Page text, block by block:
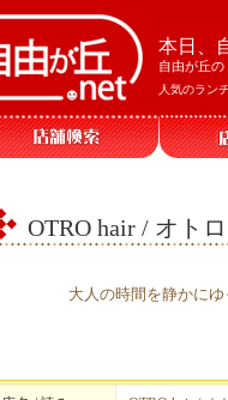
本日、
自由が丘の
人気のラン
OTRO hair / オト
大人の時間を静かに